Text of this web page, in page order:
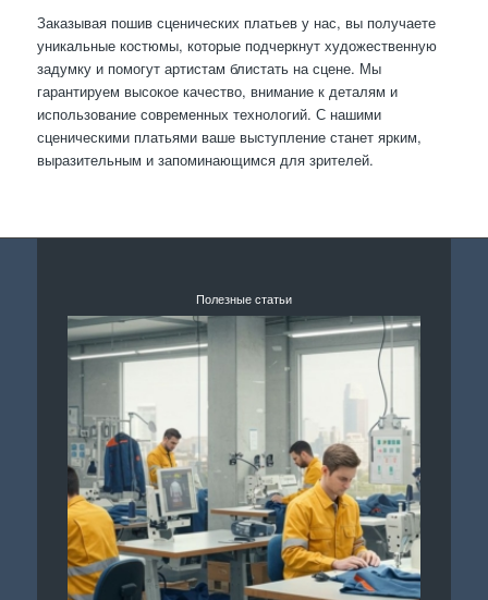
Заказывая пошив сценических платьев у нас, вы получаете
уникальные костюмы, которые подчеркнут художественную
задумку и помогут артистам блистать на сцене. Мы
гарантируем высокое качество, внимание к деталям и
использование современных технологий. С нашими
сценическими платьями ваше выступление станет ярким,
выразительным и запоминающимся для зрителей.
Полезные статьи